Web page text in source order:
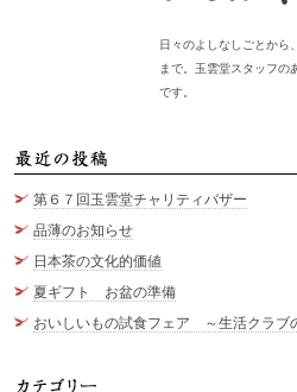
日々のよしなしごとから
まで。玉雲堂スタッフの
です。
第６７回玉雲堂チャリティバザー
品薄のお知らせ
日本茶の文化的価値
夏ギフト お盆の準備
おいしいもの試食フェア ～生活クラブ